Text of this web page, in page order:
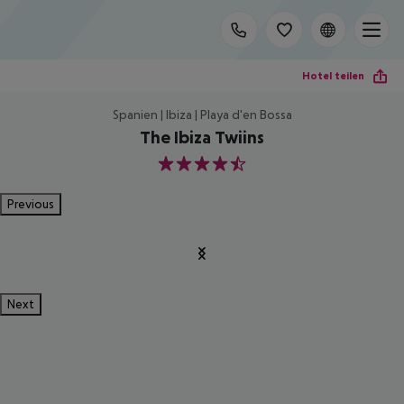
Hotel teilen
Spanien | Ibiza | Playa d'en Bossa
The Ibiza Twiins
4.5
Previous
Next